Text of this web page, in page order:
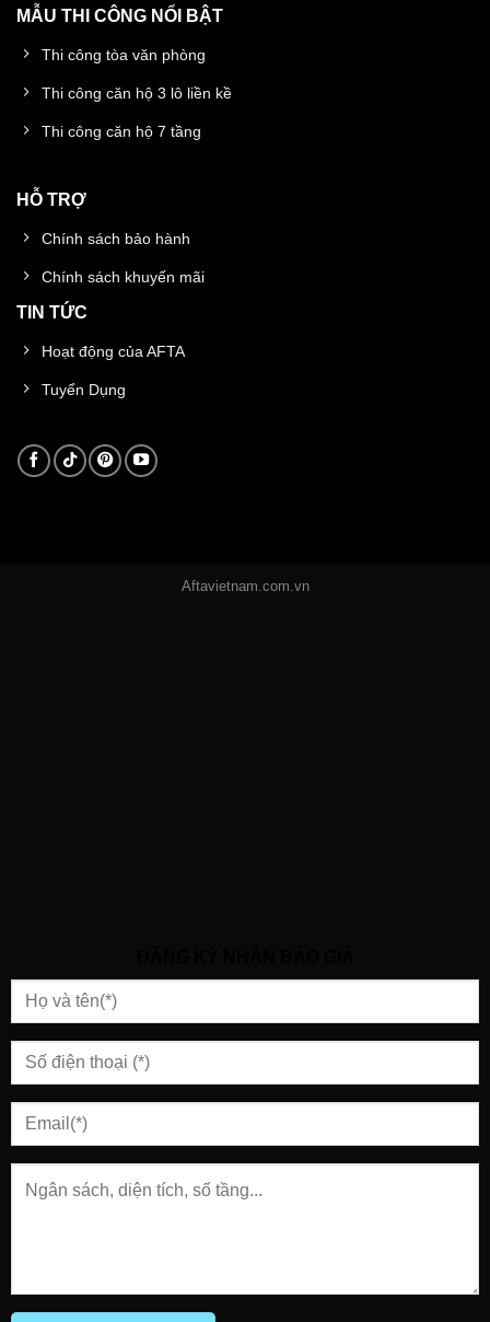
MẪU THI CÔNG NỔI BẬT
Thi công tòa văn phòng
Thi công căn hộ 3 lô liền kề
Thi công căn hộ 7 tầng
HỖ TRỢ
Chính sách bảo hành
Chính sách khuyến mãi
TIN TỨC
Hoạt động của AFTA
Tuyển Dụng
Aftavietnam.com.vn